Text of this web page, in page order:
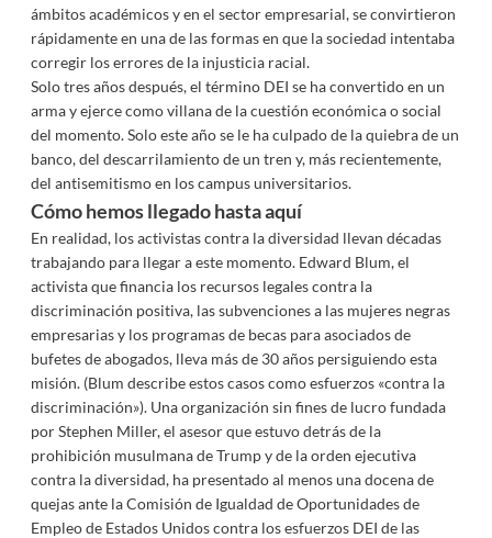
ámbitos académicos y en el sector empresarial, se convirtieron
rápidamente en una de las formas en que la sociedad intentaba
corregir los errores de la injusticia racial.
Solo tres años después, el término DEI se ha convertido en un
arma y ejerce como villana de la cuestión económica o social
del momento. Solo este año se le ha culpado de la quiebra de un
banco, del descarrilamiento de un tren y, más recientemente,
del antisemitismo en los campus universitarios.
Cómo hemos llegado hasta aquí
En realidad, los activistas contra la diversidad llevan décadas
trabajando para llegar a este momento. Edward Blum, el
activista que financia los recursos legales contra la
discriminación positiva, las subvenciones a las mujeres negras
empresarias y los programas de becas para asociados de
bufetes de abogados, lleva más de 30 años persiguiendo esta
misión. (Blum describe estos casos como esfuerzos «contra la
discriminación»). Una organización sin fines de lucro fundada
por Stephen Miller, el asesor que estuvo detrás de la
prohibición musulmana de Trump y de la orden ejecutiva
contra la diversidad, ha presentado al menos una docena de
quejas ante la Comisión de Igualdad de Oportunidades de
Empleo de Estados Unidos contra los esfuerzos DEI de las